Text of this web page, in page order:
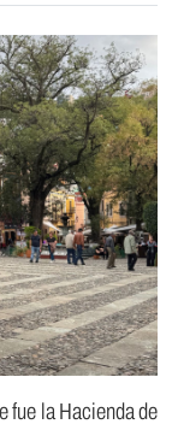
fue la Hacienda de